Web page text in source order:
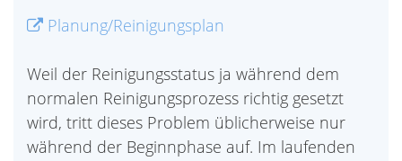
Planung/Reinigungsplan
Weil der Reinigungsstatus ja während dem
normalen Reinigungsprozess richtig gesetzt
wird, tritt dieses Problem üblicherweise nur
während der Beginnphase auf. Im laufenden